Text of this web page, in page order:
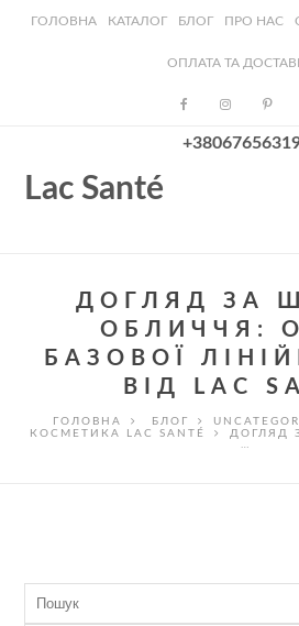
ГОЛОВНА КАТАЛОГ БЛОГ ПРО НАС
ОПЛАТА ТА
Lac Santé
ДОГЛЯД ЗА
ОБЛИЧЧЯ:
БАЗОВОЇ
ВІД LAC
ГОЛОВНА БЛОГ
КОСМЕТИКА LAC SANTÉ
ДОГЛЯД
…